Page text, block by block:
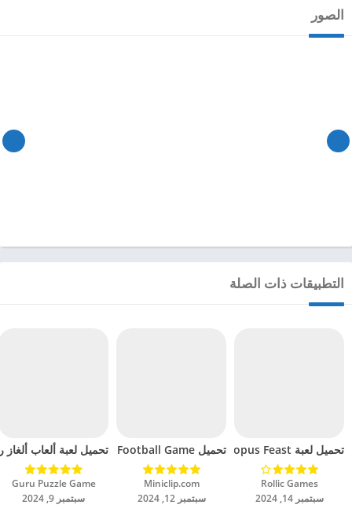
الصور
التطبيقات ذات الصلة
تحميل لعبة Octopus Feast مهكرة للاندرويد 2024
Rollic Games‏
سبتمبر 14, 2024
تحميل Soccer Hero PvP Football Game مهكرة للاندرويد 2024
Miniclip.com‏
سبتمبر 12, 2024
تحميل لعبة ألعاب ألغاز
Guru Puzzle Game‏
سبتمبر 9, 2024